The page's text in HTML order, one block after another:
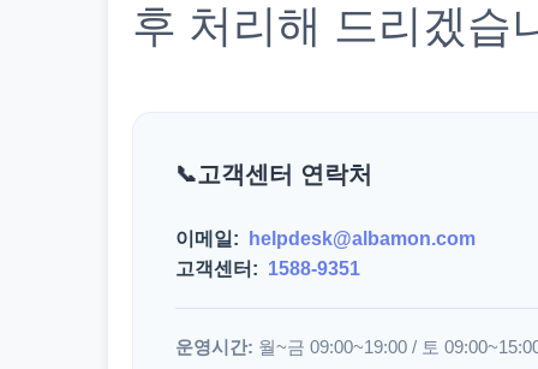
후 처리해 드리겠습
고객센터 연락처
이메일:
helpdesk@albamon.com
고객센터: 1588-9351
운영시간: 월~금 09:00~19:00 / 토